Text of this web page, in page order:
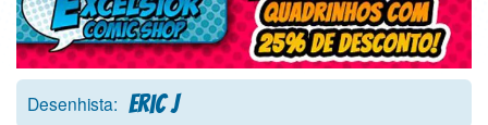
Desenhista: Eric J